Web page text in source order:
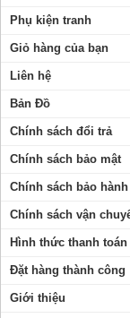
Phụ kiện tranh
Giỏ hàng của bạn
Liên hệ
Bản Đồ
Chính sách đổi trả
Chính sách bảo mật
Chính sách bảo hành
Chính sách vận
Hình thức thanh toán
Đặt hàng thành công
Giới thiệu